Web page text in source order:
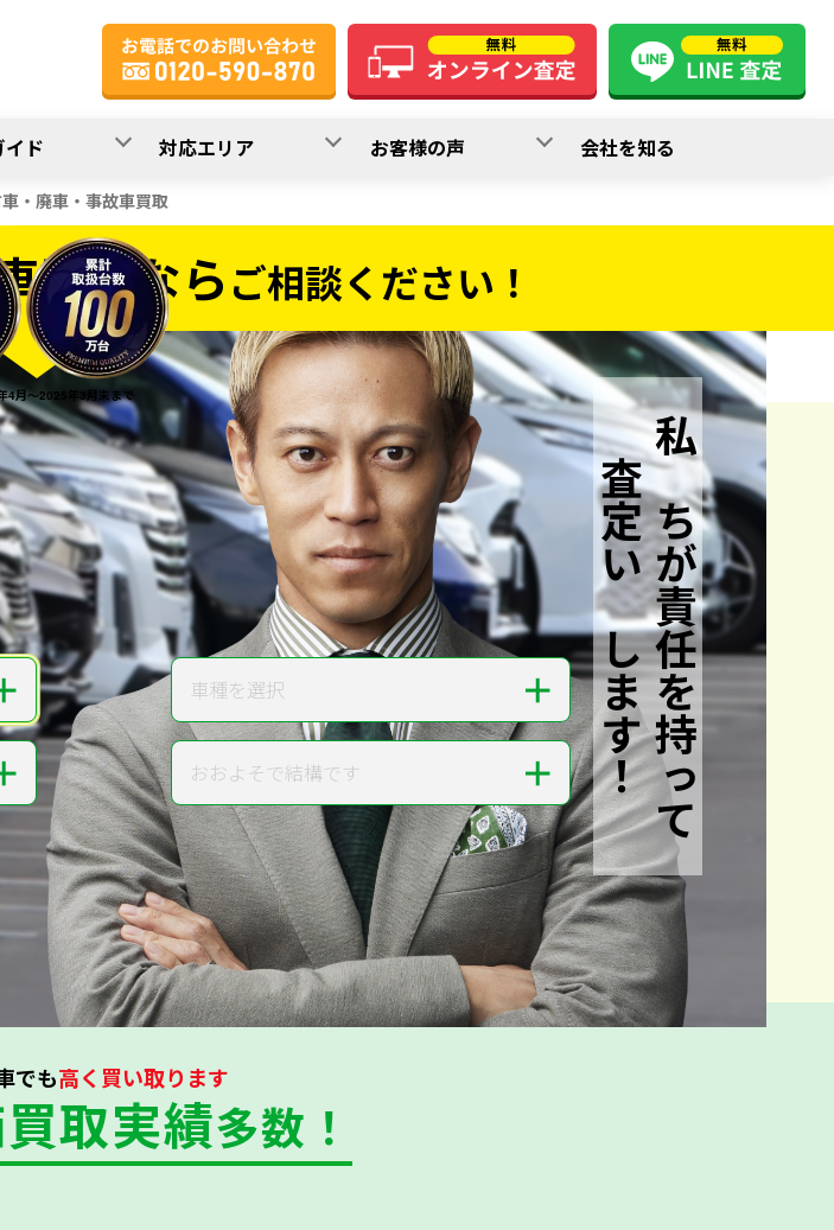
ド 対応エリア お客様の声 会社を知る
・廃車・事故車買取
4月～2025年3月末まで
私たちが責任を持って
査定いたします！
買取ならご相談ください！
入力完了！
ンタンWeb査定
を丁寧に査定いたします
車種 車種を選択 ＋
走行距離 おおよそで結構です ＋
査定する
でも高く買い取ります
取実績多数！